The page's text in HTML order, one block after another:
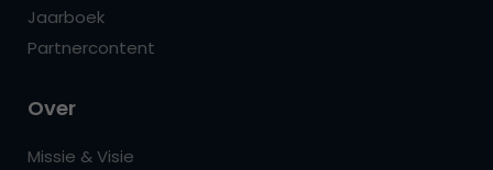
Jaarboek
Partnercontent
Over
Missie & Visie